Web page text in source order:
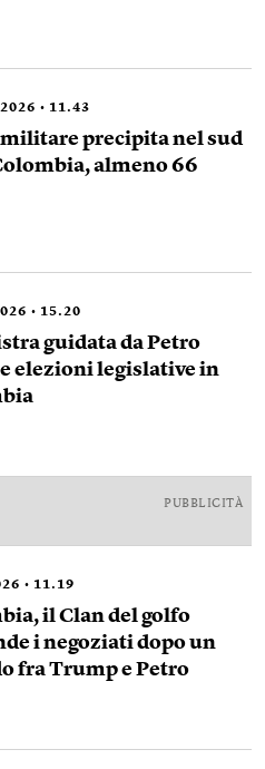
11.43
precipita nel sud
almeno 66
15.20
guidata da Petro
elezioni legislative in
PUBBLICITÀ
11.19
il Clan del golfo
i negoziati dopo un
fra Trump e Petro